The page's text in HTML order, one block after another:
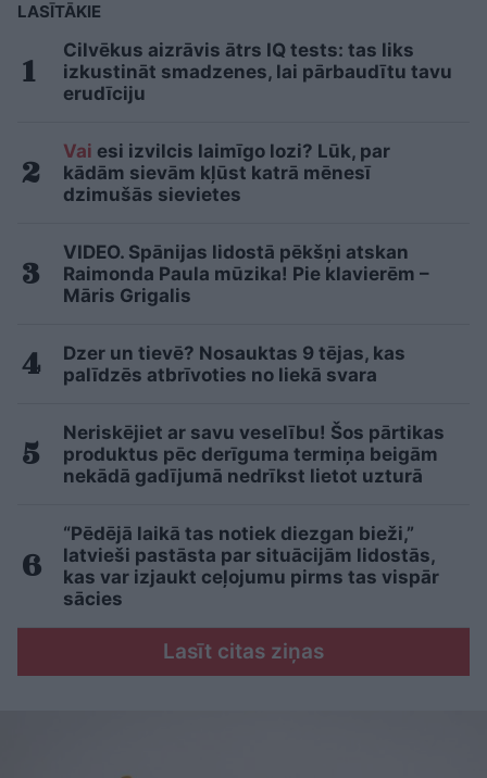
LASĪTĀKIE
Cilvēkus aizrāvis ātrs IQ tests: tas liks
izkustināt smadzenes, lai pārbaudītu tavu
erudīciju
Vai esi izvilcis laimīgo lozi? Lūk, par
kādām sievām kļūst katrā mēnesī
dzimušās sievietes
VIDEO. Spānijas lidostā pēkšņi atskan
Raimonda Paula mūzika! Pie klavierēm –
Māris Grigalis
Dzer un tievē? Nosauktas 9 tējas, kas
palīdzēs atbrīvoties no liekā svara
Neriskējiet ar savu veselību! Šos pārtikas
produktus pēc derīguma termiņa beigām
nekādā gadījumā nedrīkst lietot uzturā
“Pēdējā laikā tas notiek diezgan bieži,”
latvieši pastāsta par situācijām lidostās,
kas var izjaukt ceļojumu pirms tas vispār
sācies
Lasīt citas ziņas